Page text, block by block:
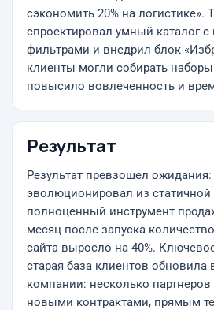
сэкономить 20% на логистике».
спроектировал умный каталог
фильтрами и внедрил блок
клиенты могли собирать
повысило вовлеченность и
Результат
Результат превзошел ожидания:
эволюционировал из статичной
полноценный инструмент
месяц после запуска
сайта выросло на 40%.
старая база клиентов обновила
компании: несколько партнеров
новыми контрактами, прямым